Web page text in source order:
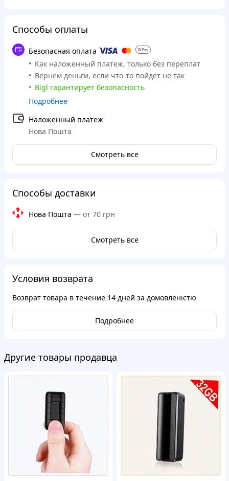
Способы оплаты
Безопасная оплата
Как наложенный платеж, только без переплат
Вернем деньги, если что-то пойдет не так
Bigl гарантирует безопасность
Подробнее
Наложенный платеж
Нова Пошта
Смотреть все
Способы доставки
Нова Пошта — от 70 грн
Смотреть все
Условия возврата
Возврат товара в течение 14 дней за домовленістю
Подробнее
Другие товары продавца